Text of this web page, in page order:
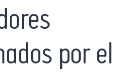
por el